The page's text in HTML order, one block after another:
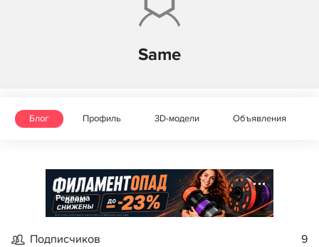
Same
Блог Профиль 3D-модели Объявления
Реклама
Подписчиков 9